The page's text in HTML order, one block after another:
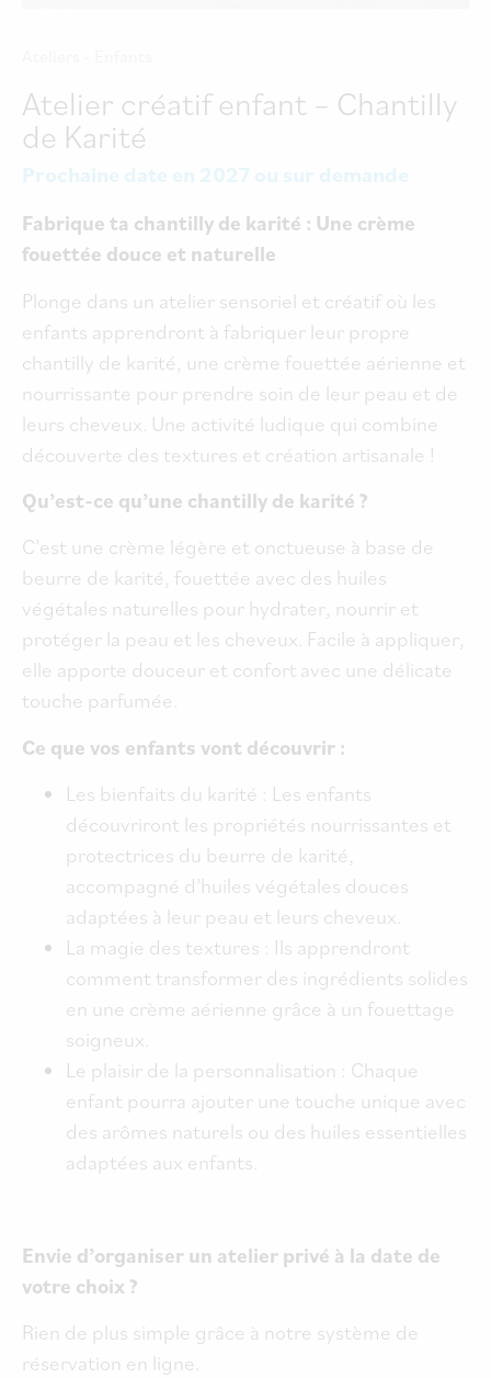
Atelier créatif enfant – Chantilly
de Karité
Fabrique ta chantilly de karité : Une crème
fouettée douce et naturelle
Plonge dans un atelier sensoriel et créatif où les
enfants apprendront à fabriquer leur propre
chantilly de karité, une crème fouettée aérienne et
nourrissante pour prendre soin de leur peau et de
leurs cheveux. Une activité ludique qui combine
découverte des textures et création artisanale !
Qu’est-ce qu’une chantilly de karité ?
C’est une crème légère et onctueuse à base de
beurre de karité, fouettée avec des huiles
végétales naturelles pour hydrater, nourrir et
protéger la peau et les cheveux. Facile à appliquer,
elle apporte douceur et confort avec une délicate
touche parfumée.
Ce que vos enfants vont découvrir :
Les bienfaits du karité : Les enfants
découvriront les propriétés nourrissantes et
protectrices du beurre de karité,
accompagné d’huiles végétales douces
adaptées à leur peau et leurs cheveux.
La magie des textures : Ils apprendront
comment transformer des ingrédients solides
en une crème aérienne grâce à un fouettage
soigneux.
Le plaisir de la personnalisation : Chaque
enfant pourra ajouter une touche unique avec
des arômes naturels ou des huiles essentielles
adaptées aux enfants.
Envie d’organiser un atelier privé à la date de
votre choix ?
Rien de plus simple grâce à notre système de
réservation en ligne.